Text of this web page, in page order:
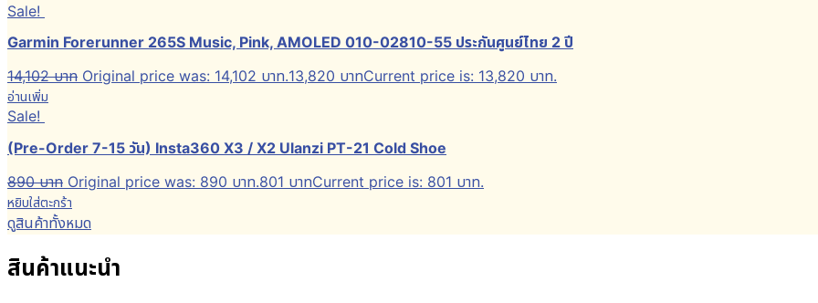
Sale!
Garmin Forerunner 265S Music, Pink, AMOLED 010-02810-55 ประกันศูนย์ไทย 2 ปี
14,102บาท Original price was: 14,102 บาท.13,820 บาทCurrent price is: 13,820 บาท.
อ่านเพิ่ม
Sale!
(Pre-Order 7-15 วัน) Insta360 X3 / X2 Ulanzi PT-21 Cold Shoe
890บาท Original price was: 890 บาท.801 บาทCurrent price is: 801 บาท.
หยิบใส่ตะกร้า
ดูสินค้าทั้งหมด
สินค้าแนะนำ